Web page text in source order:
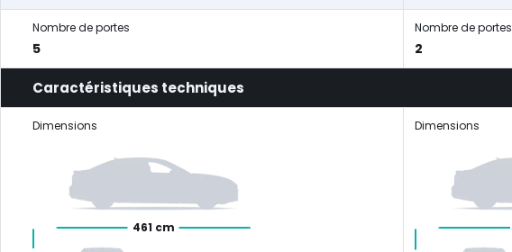
Nombre de portes
5
Nombre de portes
2
Caractéristiques techniques
Dimensions
461 cm
Dimensions